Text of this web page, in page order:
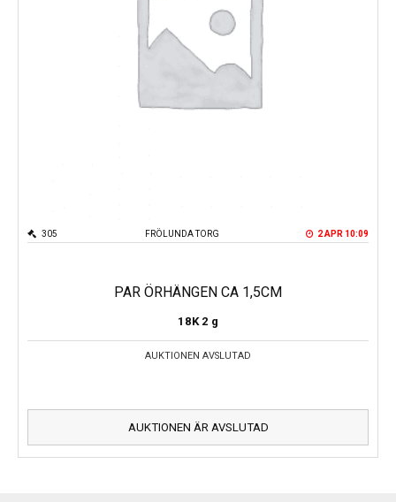
FRÖLUNDA TORG
305 2 APR 10:09
PAR ÖRHÄNGEN CA 1,5CM
18K 2 g
AUKTIONEN AVSLUTAD
AUKTIONEN ÄR AVSLUTAD